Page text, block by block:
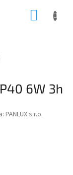
6W 3h
PANLUX s.r.o.